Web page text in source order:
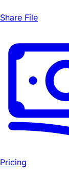
Share File
Pricing